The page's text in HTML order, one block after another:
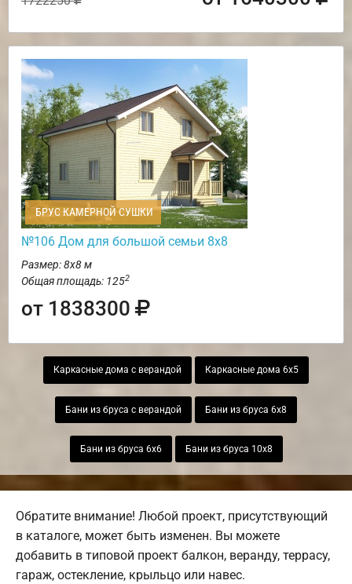
БРУС КАМЕРНОЙ СУШКИ
№106 Дом для большой семьи 8х8
Размер: 8х8 м
Общая площадь: 1252
от 1838300
Каркасные дома с верандой Каркасные дома 6х5
Бани из бруса с верандой Бани из бруса 6х8
Бани из бруса 6х6 Бани из бруса 10х8
Обратите внимание! Любой проект, присутствующий
в каталоге, может быть изменен. Вы можете
добавить в типовой проект балкон, веранду, террасу,
гараж, остекление, крыльцо или навес.